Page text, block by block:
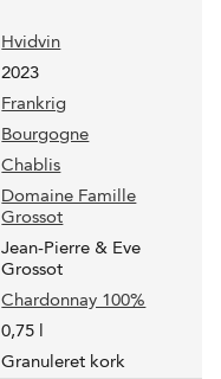
Hvidvin
2023
Frankrig
Bourgogne
Chablis
Domaine Famille
Grossot
Jean-Pierre & Eve
Grossot
Chardonnay 100%
0,75 l
Granuleret kork